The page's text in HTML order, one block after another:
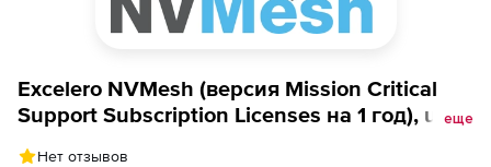
Excelero NVMesh (версия Mission Critical
Support Subscription Licenses на 1 год), upеще
Нет отзывов